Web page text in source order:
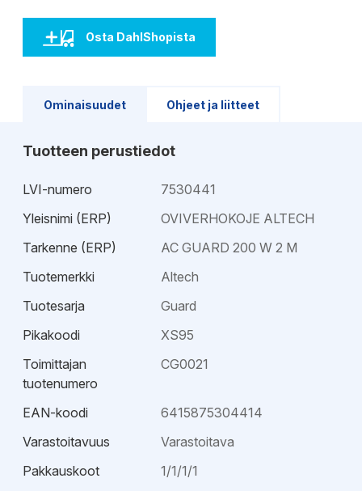
Osta DahlShopista
Ominaisuudet Ohjeet ja liitteet
Tuotteen perustiedot
LVI-numero
7530441
Yleisnimi (ERP)
OVIVERHOKOJE ALTECH
Tarkenne (ERP)
AC GUARD 200 W 2 M
Tuotemerkki
Altech
Tuotesarja
Guard
Pikakoodi
XS95
Toimittajan
tuotenumero
CG0021
EAN-koodi
6415875304414
Varastoitavuus
Varastoitava
Pakkauskoot
1/1/1/1